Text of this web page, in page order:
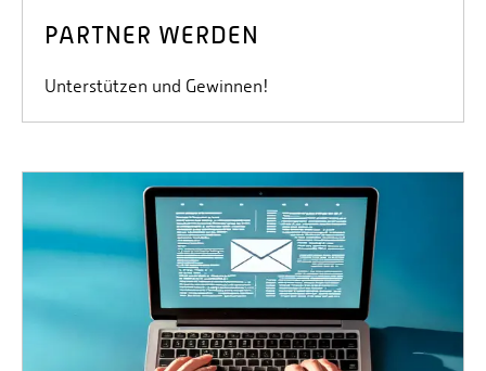
PARTNER WERDEN
Unterstützen und Gewinnen!